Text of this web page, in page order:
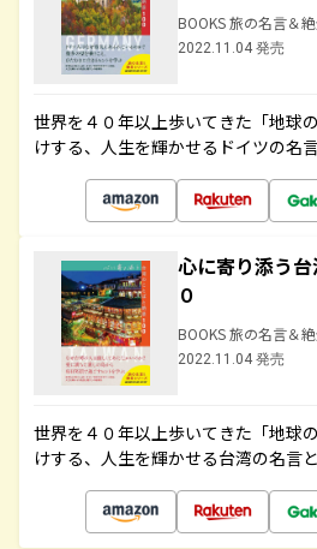
BOOKS 旅の名言＆
2022.11.04 発売
世界を４０年以上歩いてきた「地球
けする、人生を輝かせるドイツの名
心に寄り添う
０
BOOKS 旅の名言＆
2022.11.04 発売
世界を４０年以上歩いてきた「地球
けする、人生を輝かせる台湾の名言